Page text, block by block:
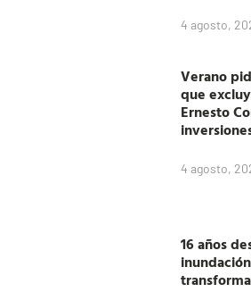
4 agosto,
Verano
que
Ernesto
4 agosto,
16 años